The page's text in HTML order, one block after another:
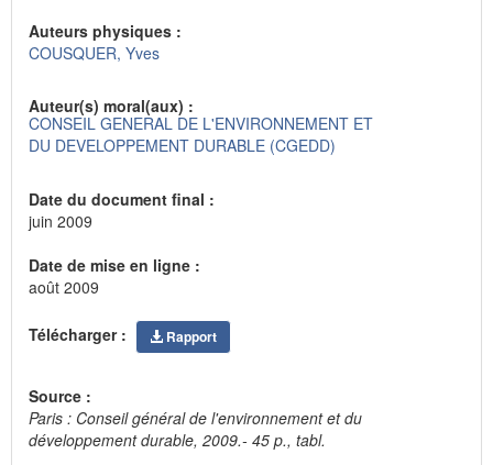
Auteurs physiques :
COUSQUER, Yves
Auteur(s) moral(aux) :
CONSEIL GENERAL DE L'ENVIRONNEMENT ET
DU DEVELOPPEMENT DURABLE (CGEDD)
Date du document final :
juin 2009
Date de mise en ligne :
août 2009
Télécharger : Rapport
Source :
Paris : Conseil général de l'environnement et du
développement durable, 2009.- 45 p., tabl.